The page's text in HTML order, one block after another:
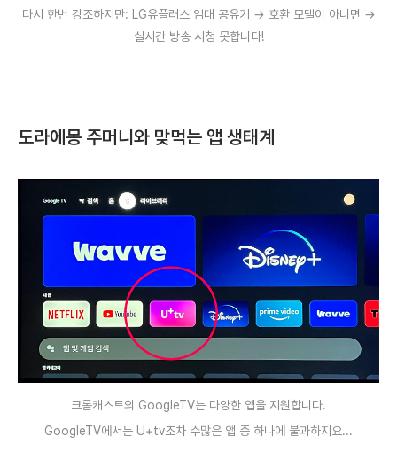
다시 한번 강조하지만: LG유플러스 임대 공유기 → 호환 모델이 아니면 →
실시간 방송 시청 못합니다!
도라에몽 주머니와 맞먹는 앱 생태계
크롬캐스트의 GoogleTV는 다양한 앱을 지원합니다.
GoogleTV에서는 U+tv조차 수많은 앱 중 하나에 불과하지요...